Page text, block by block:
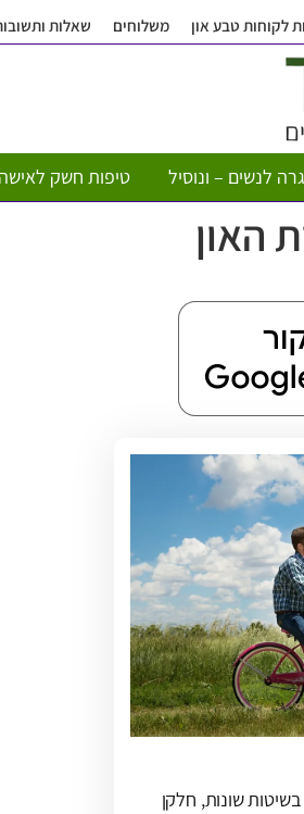
און משלוחים שאלות ותשובות
ונוסיל טיפות חשק לאישה
חלקן